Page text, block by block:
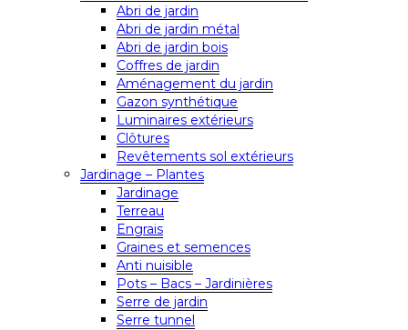
Abri de jardin
Abri de jardin métal
Abri de jardin bois
Coffres de jardin
Aménagement du jardin
Gazon synthétique
Luminaires extérieurs
Clôtures
Revêtements sol extérieurs
Jardinage – Plantes
Jardinage
Terreau
Engrais
Graines et semences
Anti nuisible
Pots – Bacs – Jardinières
Serre de jardin
Serre tunnel